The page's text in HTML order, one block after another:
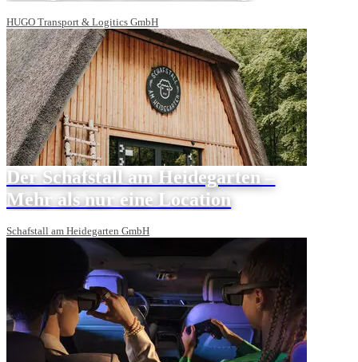
HUGO Transport & Logitics GmbH
Der Schafstall am Heidegarten –
Mehr als nur eine Location
Schafstall am Heidegarten GmbH